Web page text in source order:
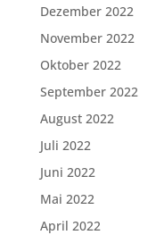
Dezember 2022
November 2022
Oktober 2022
September 2022
August 2022
Juli 2022
Juni 2022
Mai 2022
April 2022